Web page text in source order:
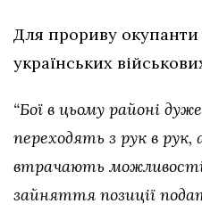
Для прориву окупанти
українських
“Бої в цьому районі
переходять з рук в
втрачають
зайняття позиції